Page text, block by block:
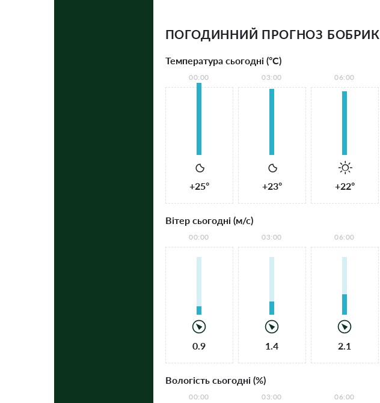
ПОГОДИННИЙ ПРОГНОЗ БОБРИК
Температура сьогодні (°С)
00:00
+25°
03:00
+23°
06:00
+22°
Вітер сьогодні (м/с)
00:00
0.9
03:00
1.4
06:00
2.1
Вологість сьогодні (%)
00:00 03:00 06:00